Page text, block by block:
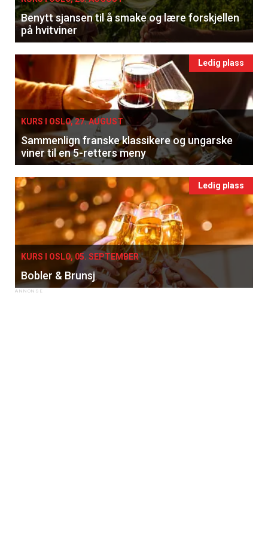
Benytt sjansen til å smake og lære forskjellen
på hvitviner
Ledig plass
KURS I OSLO, 27. AUGUST
Sammenlign franske klassikere og ungarske
viner til en 5-retters meny
Ledig plass
KURS I OSLO, 05. SEPTEMBER
Bobler & Brunsj